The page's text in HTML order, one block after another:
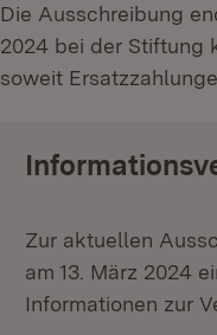
Die Ausschreibung
2024 bei der Stiftung
soweit
Zur aktuellen
am 13. März 2024
Informationen zur